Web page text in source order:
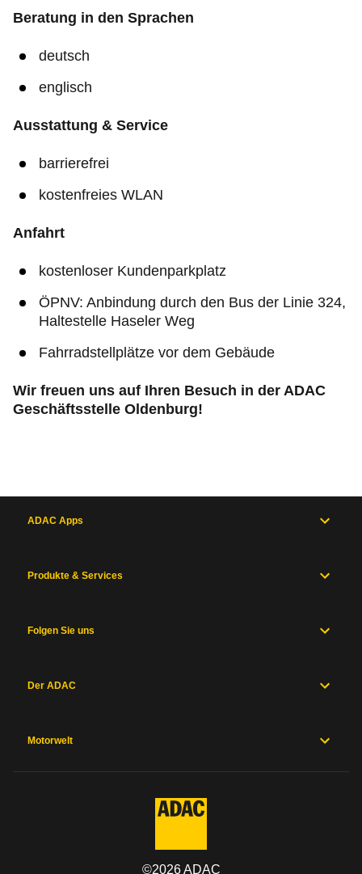
Beratung in den Sprachen
deutsch
englisch
Ausstattung & Service
barrierefrei
kostenfreies WLAN
Anfahrt
kostenloser Kundenparkplatz
ÖPNV: Anbindung durch den Bus der Linie 324,
Haltestelle Haseler Weg
Fahrradstellplätze vor dem Gebäude
Wir freuen uns auf Ihren Besuch in der ADAC
Geschäftsstelle Oldenburg!
ADAC Apps
Produkte & Services
Folgen Sie uns
Der ADAC
Motorwelt
©2026ADAC